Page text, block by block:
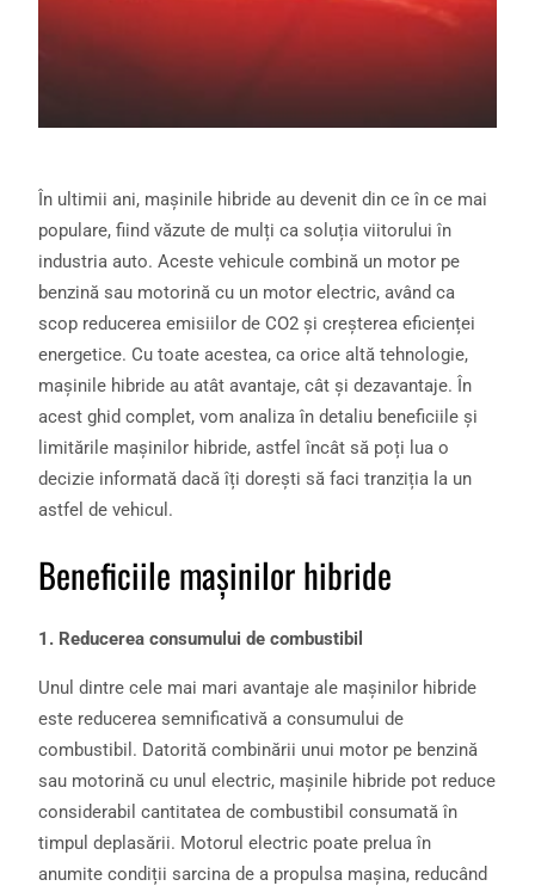
În ultimii ani, mașinile hibride au devenit din ce în ce mai
populare, fiind văzute de mulți ca soluția viitorului în
industria auto. Aceste vehicule combină un motor pe
benzină sau motorină cu un motor electric, având ca
scop reducerea emisiilor de CO2 și creșterea eficienței
energetice. Cu toate acestea, ca orice altă tehnologie,
mașinile hibride au atât avantaje, cât și dezavantaje. În
acest ghid complet, vom analiza în detaliu beneficiile și
limitările mașinilor hibride, astfel încât să poți lua o
decizie informată dacă îți dorești să faci tranziția la un
astfel de vehicul.
Beneficiile mașinilor hibride
1. Reducerea consumului de combustibil
Unul dintre cele mai mari avantaje ale mașinilor hibride
este reducerea semnificativă a consumului de
combustibil. Datorită combinării unui motor pe benzină
sau motorină cu unul electric, mașinile hibride pot reduce
considerabil cantitatea de combustibil consumată în
timpul deplasării. Motorul electric poate prelua în
anumite condiții sarcina de a propulsa mașina, reducând